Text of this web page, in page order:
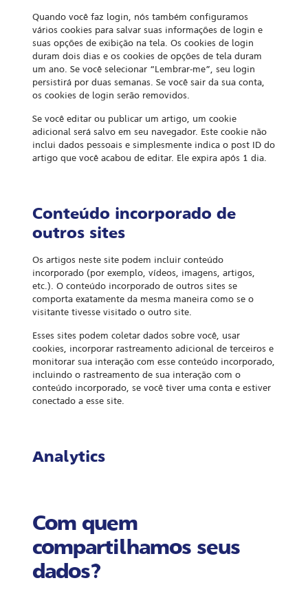
Quando você faz login, nós também configuramos
vários cookies para salvar suas informações de login e
suas opções de exibição na tela. Os cookies de login
duram dois dias e os cookies de opções de tela duram
um ano. Se você selecionar “Lembrar-me”, seu login
persistirá por duas semanas. Se você sair da sua conta,
os cookies de login serão removidos.
Se você editar ou publicar um artigo, um cookie
adicional será salvo em seu navegador. Este cookie não
inclui dados pessoais e simplesmente indica o post ID do
artigo que você acabou de editar. Ele expira após 1 dia.
Conteúdo incorporado de
outros sites
Os artigos neste site podem incluir conteúdo
incorporado (por exemplo, vídeos, imagens, artigos,
etc.). O conteúdo incorporado de outros sites se
comporta exatamente da mesma maneira como se o
visitante tivesse visitado o outro site.
Esses sites podem coletar dados sobre você, usar
cookies, incorporar rastreamento adicional de terceiros e
monitorar sua interação com esse conteúdo incorporado,
incluindo o rastreamento de sua interação com o
conteúdo incorporado, se você tiver uma conta e estiver
conectado a esse site.
Analytics
Com quem
compartilhamos seus
dados?